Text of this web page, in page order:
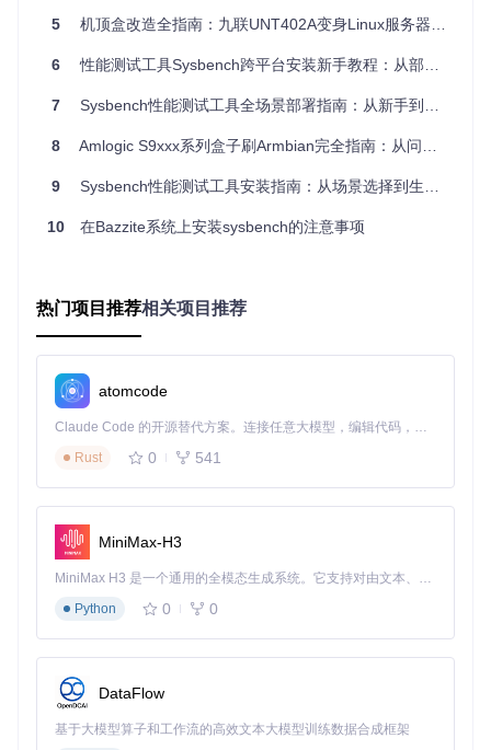
-- 随机选择测试表
local table_name = string.format("%s_%02d" ,
-- 随机生成主键ID
local rs = db_query(string.format ("SELECT c FROM %s
-- 执行写操作
end
企业价值：测试迭代周期从周级降至小时级
这种架构变革带来了三重价值：首先，测试场景的修改不再需
要重新编译，脚本修改后可立即执行；其次，非C语言背景的
测试工程师也能参与测试逻辑开发；最重要的是，企业可以构
建自己的脚本库，积累行业特定的测试模型。某金融科技公司
案例显示，采用Lua脚本后，其支付系统性能测试的场景迭代
速度提升了7倍。
反常识技术洞察
擎，是基于性能 overhead 的精确计算——在10万TPS的测试
场景下，Lua JIT编译执行的性能损耗仅为3.2%，而Python则
高达15.8%，这对于高精度性能测试至关重要。
2. 动态速率控制：驯服波动的吞吐量
当测试吞吐量波动超过20%，你的性能数据还可信吗？
在1.0.12版本之前，Sysbench采用简单的忙等待(busy-wait)机
制实现速率控制。在高并发场景下，这种方式会导致CPU占用
率高达30-50%，并且实际吞吐量与目标值偏差可达15-20%。
5 机顶盒改造全指南：九联UNT402A变身Linux服务器的系统部署方案
6 性能测试工具Sysbench跨平台安装新手教程：从部署到验证全指南
7 Sysbench性能测试工具全场景部署指南：从新手到专家的跨平台实践方案
8 Amlogic S9xxx系列盒子刷Armbian完全指南：从问题诊断到性能优化
9 Sysbench性能测试工具安装指南：从场景选择到生产部署
10 在Bazzite系统上安装sysbench的注意事项
热门项目推荐相关项目推荐
atomcode
Claude Code 的开源替代方案。连接任意大模型，编辑代码，运行命令，自动验证 — 全自动执行。用 Rust 构建，极致性能。 ｜ An open-source alternative to Claude Code. Connect any LLM, edit code, run commands, and verify changes — autonomously. Built in Rust for speed. Get Started
Rust
0 541
MiniMax-H3
MiniMax H3 是一个通用的全模态生成系统。它支持对由文本、图像、视频和音频组成的多模态上下文进行统一理解，并能生成分辨率高达 2K、时长可达 15 秒的带原生立体声音频的视频。得益于面向任务泛化的系统设计，H3 在预训练阶段就已具备广泛的多模态上下文理解与生成能力，能够出色地执行复杂的多模态指令。
Python
0 0
DataFlow
基于大模型算子和工作流的高效文本大模型训练数据合成框架